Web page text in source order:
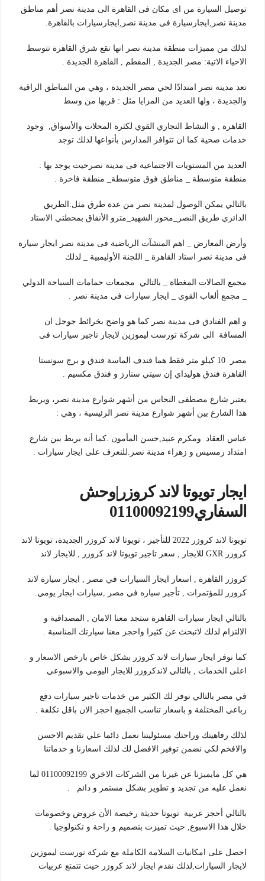
توصيل السيارة من اى مكان فى القاهرة الى مدينة نصر أهم مناطق
مدينة نصر,ايجارسيارة فى مدينة نصر,ايجارسيارات بالقاهرة.
لذلك من مميزات منطقة مدينة نصر انها تقع شرق القاهرة تتوسط
الاحياء الاتية: مصر الجديدة , المقطم , القاهرة الجديدة .
تعد مدينة نصر امتدادًا لحي مصر الجديدة ، وهي من المناطق الراقية
والجديدة ، ولها العديد من المزايا مثل : قربها من وسط
القاهرة , و النشاط التجاري القوي لكثرة المحلات والأسواق, وجود
خدمات صحية كما ان تتوافر المدارس بأنواعها لذلك توجد
العديد من المستويات الاجتماعية فى مدينة نصرحيث يوجد بها :
منطقة متوسطة _ مناطق فوق متوسطة_ منطقة فاخرة .
بالتالي يمكن الوصول لمدينة نصر من عدة طرق مثل:الطريق
الدائري طريق النصر_محور الشهيد_مترو الأنفاق بمحطتي الاستاد
وأرض المعارض _ اهم المنشآت الرياضية فى مدينة نصر ايجار سيارة
فى مدينة نصر استاد القاهرة _ اللجنة الأوليمبية _ لذلك
مجمع الصالات المغطاة _ بالتالي مجمعات حمامات السباحة الدولي
_ مجمع ألعاب القوى _ ايجار سيارات فى مدينة نصر .
و اهم الفنادق فى مدينة نصر كما هو واضح بخرائط جوجل ان
المسافة الى شركة تورست ليموزين لايجار تاجير سيارات فى
مصر 10 كيلو متر فقط هما فندف الماسة فندق و برج سونستا
القاهرة فندق هوليداي إن سيتي ستارز و فندق مكسيم .
يعتبر شارع مصطفى النحاس من أشهر شوارع مدينة نصر، ويربط
هذا الشارع بين أشهر شوارع مدينة نصر الرئيسية ، وهي :
عباس العقاد ومكرم عبيد,حسن المأمون .كما أنه يربط بين شارع
امتداد رمسيس و زهراء مدينة نصر.للتعرف على ايجار سيارات .
ايجار تويوتا لاند كروزر|وحش
السفاري01100092199
تويوتا لاند كروزر 2022 للتأجير ، تويوتا لاند كروزر الجديدة، تويوتا لاند
كروزر GXR للايجار , سعر تاجير تويوتا لاند كروزر , للايجار لاند
كروزر القاهرة , اسعار ايجار السيارات في مصر , ايجار سيارة لاند
كروزر للمؤتمرات , تأجير سياره في مصر ,سيارات ايجار يومي.
بالتالي ايجار سيارات القاهرة ستجد معنا الامان , المصداقية و
الالتزام لذلك لاتبحث عن كثيرا واحجز معنا سيارتك المناسبة .
كما نوفر ايجار سيارات لاند كروزر بشكل خاص بارخص الاسعار و
اعلى الخدمات , بالتالي لاندكروزر للايجار اليومي والاسبوعي
في مصر بالتالي نوفر لك الكثير من خدمات تاجير سيارات دفع
رباعي المختلفة و باسعار تناسب الجميع احجز الان باقل تكلفة .
لذلك رفاهيتك وراحتك مسئوليتنا نعمل دائما علي تقديم الاحسن
والافخم لكي نضمن توفير الافضل لك لذلك اسعارنا و خدماتنا
هي كل مايميزنا عن غيرنا من الشركات الاخري 01100092199 لما
نعمل عليه من تجديد و تطوير بشكل مستمر و دائم .
بالتالي أحجز عربية تويوتا حديثة رخيصة الأن عروض وخصومات
خلال هذا الاسبوع, حيث تميزت بتصميم و راحة و تكنولوجيا .
احصل على امكانيات السلامة الكاملة مع شركة تورست ليموزين
لايجار السيارات,لذلك نقدم ايجار لاند كروزر حيث تتمتع عربيات